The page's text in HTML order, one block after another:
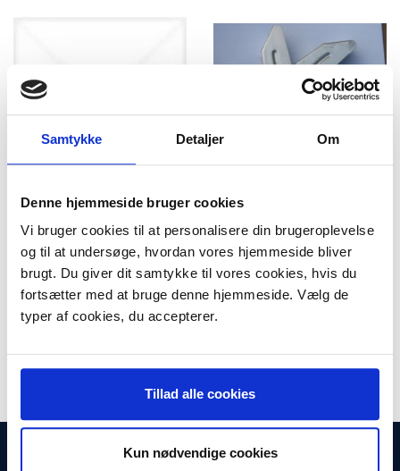
Samtykke Detaljer Om
Denne hjemmeside bruger cookies
Vi bruger cookies til at personalisere din brugeroplevelse
og til at undersøge, hvordan vores hjemmeside bliver
brugt. Du giver dit samtykke til vores cookies, hvis du
fortsætter med at bruge denne hjemmeside. Vælg de
typer af cookies, du accepterer.
Tillad alle cookies
Kun nødvendige cookies
Kredskort til Voss
949,95 DKK m/Moms
Plus leveringsomkostninger.
39,00 til pakkehops. Fri fragt til
pakkeshop ved køb over 599,-
Blæser vinger til Voss
139,95 DKK m/Moms
Plus leveringsomkostninger.
39,00 til pakkehops. Fri fragt til